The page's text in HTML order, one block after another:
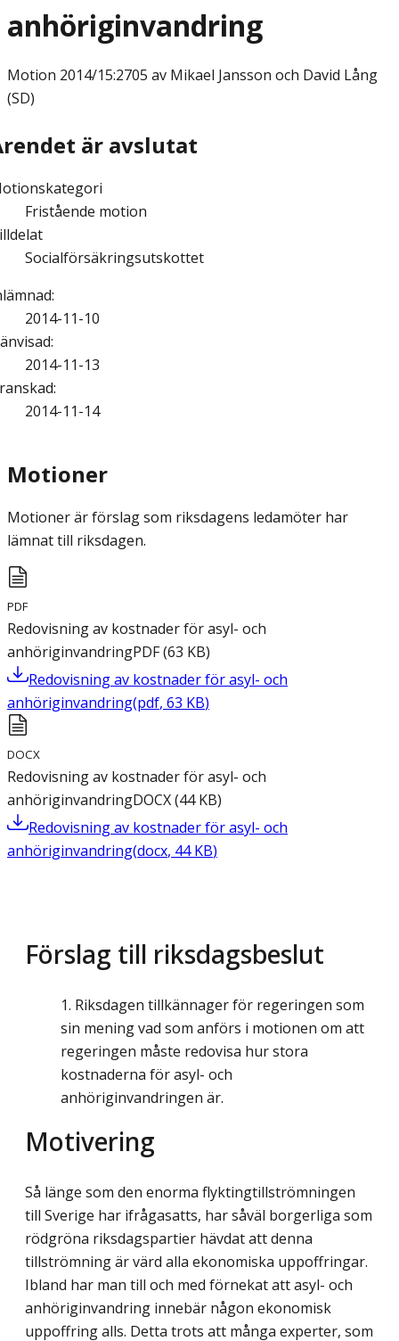
anhöriginvandring
Motion 2014/15:2705 av Mikael Jansson och David Lång
(SD)
är avslutat
Fristående motion
Socialförsäkringsutskottet
:
2014-11-10
:
2014-11-13
:
2014-11-14
Motioner
Motioner är förslag som riksdagens ledamöter har
lämnat till riksdagen.
PDF
Redovisning av kostnader för asyl- och
anhöriginvandringPDF(63 KB)
Redovisning av kostnader för asyl- och
anhöriginvandring(pdf, 63 KB)
DOCX
Redovisning av kostnader för asyl- och
anhöriginvandringDOCX(44 KB)
Redovisning av kostnader för asyl- och
anhöriginvandring(docx, 44 KB)
Förslag till riksdagsbeslut
Riksdagen tillkännager för regeringen som
sin mening vad som anförs i motionen om att
regeringen måste redovisa hur stora
kostnaderna för asyl- och
anhöriginvandringen är.
Motivering
Så länge som den enorma flyktingtillströmningen
till Sverige har ifrågasatts, har såväl borgerliga som
rödgröna riksdagspartier hävdat att denna
tillströmning är värd alla ekonomiska uppoffringar.
Ibland har man till och med förnekat att asyl- och
anhöriginvandring innebär någon ekonomisk
uppoffring alls. Detta trots att många experter, som